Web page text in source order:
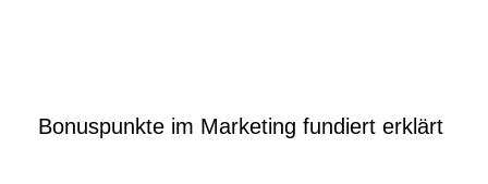
Bonuspunkte im Marketing fundiert erklärt